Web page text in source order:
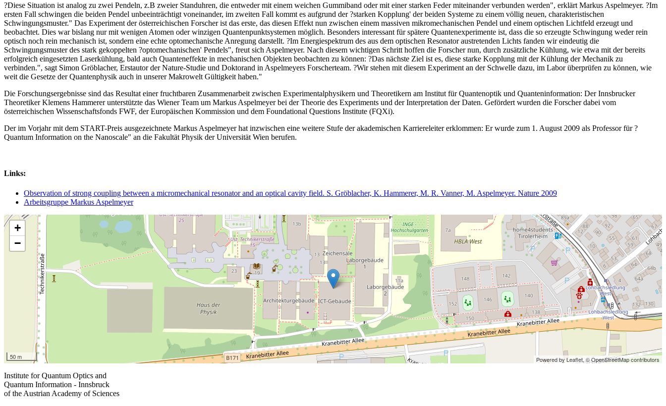
?Diese Situation ist analog zu zwei Pendeln, z.B zweier Standuhren, die entweder mit einem weichen Gummiband oder mit einer starken Feder miteinander verbunden werden", erklärt Markus Aspelmeyer. ?Im
ersten Fall schwingen die beiden Pendel unbeeinträchtigt voneinander, im zweiten Fall kommt es aufgrund der ?starken Kopplung' der beiden Systeme zu einem völlig neuen, charakteristischen
Schwingungsmuster." Das Experiment der österreichischen Forscher ist das erste, das diesen Effekt nun zwischen einem massiven mikromechanischen Pendel und einem optischen Lichtfeld erzeugt und
beobachtet. Dies war bislang nur mit wenigen Atomen oder winzigen Quantenpunktsystemen möglich. Besonders interessant für spätere Quantenexperimente ist, dass die so erzeugte Schwingung weder rein
optisch noch rein mechanisch ist, sondern eine echte optomechanische Anregung darstellt. ?Im Energiespektrum des aus dem optischen Resonator austretenden Lichts fanden wir eindeutig die
Schwingungsmuster des stark gekoppelten ?optomechanischen' Pendels", freut sich Aspelmeyer. Nach diesem wichtigen Schritt hoffen die Forscher nun, durch zusätzliche Kühlung, wie etwa mit der bereits
erfolgreich eingesetzten Laserkühlung, bald auch Quanteneffekte in mechanischen Objekten beobachten zu können: ?Das nächste Ziel ist es, diese starke Kopplung mit der Kühlung der Mechanik zu
verbinden.", sagt Simon Gröblacher, Erstautor der Nature-Studie und Doktorand in Aspelmeyers Forscherteam. ?Wir stehen mit diesem Experiment an der Schwelle dazu, im Labor überprüfen zu können, wie
weit die Gesetze der Quantenphysik auch in unserer Makrowelt Gültigkeit haben."
Die Forschungsergebnisse sind das Resultat einer fruchtbaren Zusammenarbeit zwischen Experimentalphysikern und Theoretikern am Institut für Quantenoptik und Quanteninformation: Der Innsbrucker
Theoretiker Klemens Hammerer unterstützte das Wiener Team um Markus Aspelmeyer bei der Theorie des Experiments und der Interpretation der Daten. Gefördert wurden die Forscher dabei vom
österreichischen Wissenschaftsfonds FWF, der Europäischen Kommission und dem Foundational Questions Institute (FQXi).
Der im Vorjahr mit dem START-Preis ausgezeichnete Markus Aspelmeyer hat inzwischen eine weitere Stufe der akademischen Karriereleiter erklommen: Er wurde zum 1. August 2009 als Professor für ?
Quantum Information on the Nanoscale" an die Fakultät Physik der Universität Wien berufen.
Links:
Observation of strong coupling between a micromechanical resonator and an optical cavity field. S. Gröblacher, K. Hammerer, M. R. Vanner, M. Aspelmeyer. Nature 2009
Arbeitsgruppe Markus Aspelmeyer
+
−
50 m Powered by Leaflet, © OpenStreetMap contributors
Institute for Quantum Optics and
Quantum Information - Innsbruck
of the Austrian Academy of Sciences